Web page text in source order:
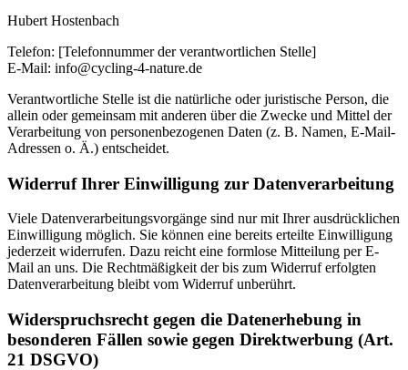
Hubert Hostenbach
Telefon: [Telefonnummer der verantwortlichen Stelle]
E-Mail: info@cycling-4-nature.de
Verantwortliche Stelle ist die natürliche oder juristische Person, die
allein oder gemeinsam mit anderen über die Zwecke und Mittel der
Verarbeitung von personenbezogenen Daten (z. B. Namen, E-Mail-
Adressen o. Ä.) entscheidet.
Widerruf Ihrer Einwilligung zur Datenverarbeitung
Viele Datenverarbeitungsvorgänge sind nur mit Ihrer ausdrücklichen
Einwilligung möglich. Sie können eine bereits erteilte Einwilligung
jederzeit widerrufen. Dazu reicht eine formlose Mitteilung per E-
Mail an uns. Die Rechtmäßigkeit der bis zum Widerruf erfolgten
Datenverarbeitung bleibt vom Widerruf unberührt.
Widerspruchsrecht gegen die Datenerhebung in
besonderen Fällen sowie gegen Direktwerbung (Art.
21 DSGVO)